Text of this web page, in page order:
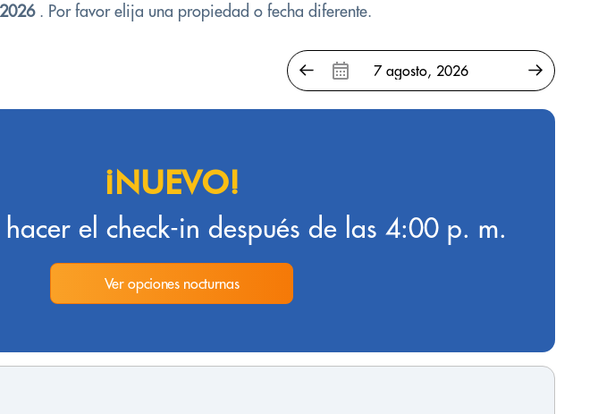
. Por favor elija una propiedad o fecha diferente.
¡NUEVO!
el check-in después de las 4:00 p. m.
Ver opciones nocturnas